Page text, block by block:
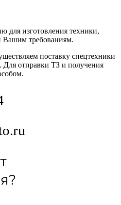
для изготовления техники,
Вашим требованиям.
поставку спецтехники
Для отправки ТЗ и получения